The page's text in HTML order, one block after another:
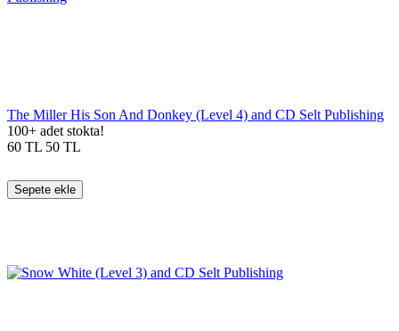
The Miller His Son And Donkey (Level 4) and CD Selt Publishing
100+ adet stokta!
60 TL 50 TL
Sepete ekle